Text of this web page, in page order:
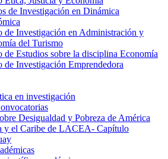
de Investigación en Dinámica
de Investigación en Administración y
del Turismo
de Estudios sobre la disciplina Economía
de Investigación Emprendedora
en investigación
Desigualdad y Pobreza de América
y el Caribe de LACEA- Capítulo